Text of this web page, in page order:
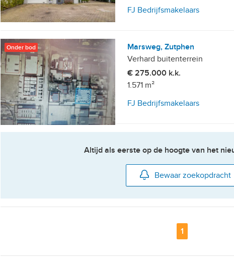
FJ Bedrijfsmakelaars
Onder bod
Marsweg, Zutphen
Verhard buitenterrein
€ 275.000 k.k.
1.571 m²
FJ Bedrijfsmakelaars
Altijd als eerste op de hoogte van het
Bewaar zoekopdracht
Pagina
1